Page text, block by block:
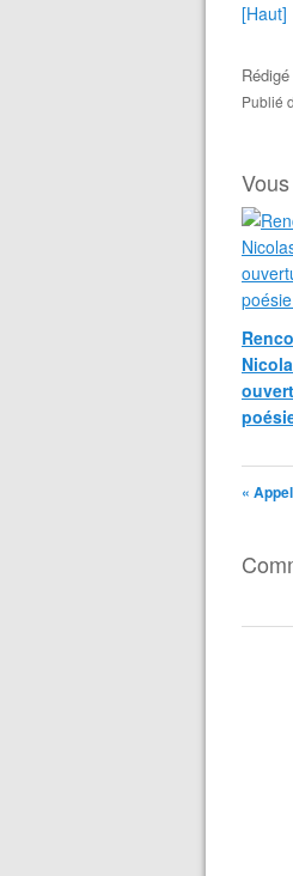
[Haut]
Publié
«